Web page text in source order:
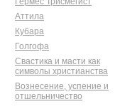
Аттила
Кубара
Голгофа
Свастика и масти как
символы христианства
Вознесение, успение и
отшельничество